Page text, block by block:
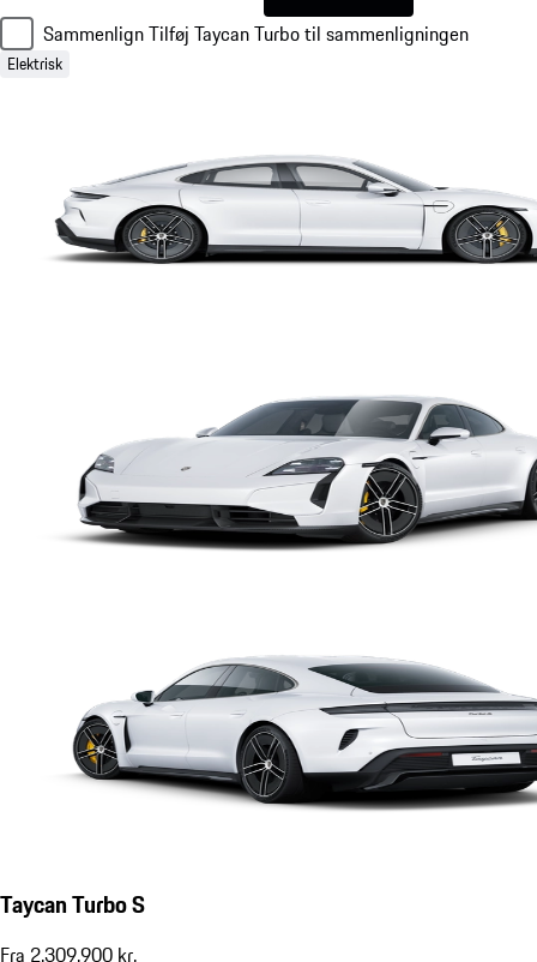
SammenlignTilføj Taycan Turbo til sammenligningen
Elektrisk
Taycan Turbo S
Fra 2.309.900 kr.